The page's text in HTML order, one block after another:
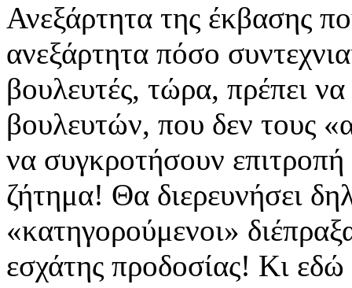
Ανεξάρτητα της έκβασης
ανεξάρτητα πόσο
βουλευτές, τώρα, πρέπει να
βουλευτών, που δεν τους
να συγκροτήσουν
ζήτημα! Θα διερευνήσει
«κατηγορούμενοι»
εσχάτης προδοσίας! Κι